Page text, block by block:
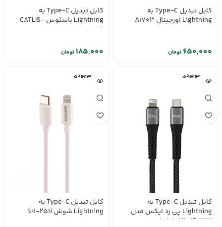
کابل تبدیل Type-C به
Lightning اورجینال A1703
تومان
کابل تبدیل Type-C به
Lightning باسئوس CATLIS-
A03
تومان
اتمام موجودی
کابل تبدیل Type-C به
Lightning پی زد ایکس مدل
V201P 27W طول 1 متر
اتمام موجودی
کابل تبدیل Type-C به
Lightning شوش SH-251i